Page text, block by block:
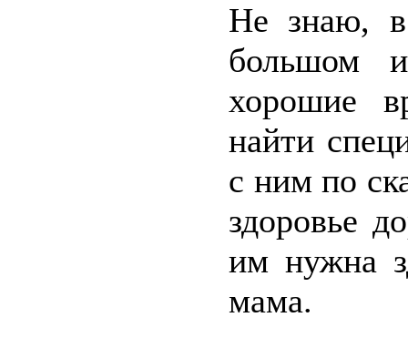
Не знаю,
большом
хорошие
найти
с ним по
здоровье
им нужна
мама.